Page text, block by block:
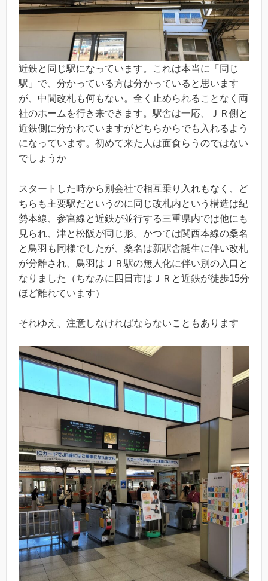
近鉄と同じ駅になっています。これは本当に「同じ
駅」で、分かっている方は分かっていると思います
が、中間改札も何もない。全く止められることなく両
社のホームを行き来できます。駅舎は一応、ＪＲ側と
近鉄側に分かれていますがどちらからでも入れるよう
になっています。初めて来た人は面食らうのではない
でしょうか
スタートした時から別会社で相互乗り入れもなく、ど
ちらも主要駅だというのに同じ改札内という構造は紀
勢本線、参宮線と近鉄が並行する三重県内では他にも
見られ、津と松阪が同じ形。かつては関西本線の桑名
と鳥羽も同様でしたが、桑名は新駅舎誕生に伴い改札
が分離され、鳥羽はＪＲ駅の無人化に伴い別の入口と
なりました（ちなみに四日市はＪＲと近鉄が徒歩15分
ほど離れています）
それゆえ、注意しなければならないこともあります